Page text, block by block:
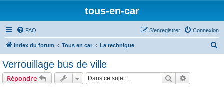
tous-en-car
FAQ Connexion
S’enregistrer
Index du forum Tous en car La technique
Verrouillage bus de ville
Répondre Rechercher